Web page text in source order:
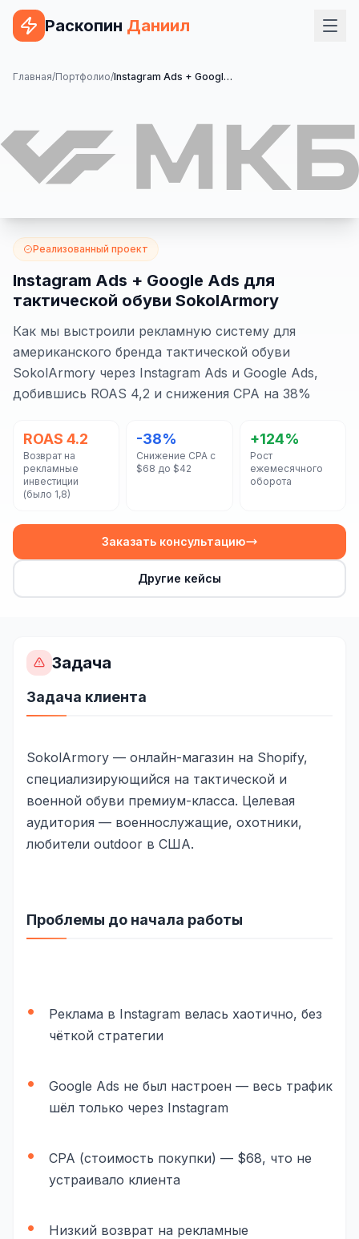
Раскопин Даниил
Услуги
Сайт на 1С-Битрикс
Сайт на WordPress
Сайт на OpenCart
Сайт на ModX
Сайт на Joomla
Сайт на Laravel
+ ещё 19 услуг
Контекстная реклама
Яндекс.Директ
Wildberries реклама
Реклама в Telegram
Реклама в Facebook
Реклама в Instagram
Настройка магазина
1С интеграция
Складской учёт
CRM-системы
Интеграции и API
Главная/Портфолио/ Instagram Ads + Google Ads для тактической обуви SokolArmory
Реализованный проект
Instagram Ads + Google Ads для
тактической обуви SokolArmory
Как мы выстроили рекламную систему для
американского бренда тактической обуви
SokolArmory через Instagram Ads и Google Ads,
добившись ROAS 4,2 и снижения CPA на 38%
ROAS 4.2
Возврат на
рекламные
инвестиции
(было 1,8)
-38%
Снижение CPA с
$68 до $42
+124%
Рост
ежемесячного
оборота
Заказать консультацию
Другие кейсы
Задача
Задача клиента
SokolArmory — онлайн-магазин на Shopify,
специализирующийся на тактической и
военной обуви премиум-класса. Целевая
аудитория — военнослужащие, охотники,
любители outdoor в США.
Проблемы до начала работы
Реклама в Instagram велась хаотично, без
чёткой стратегии
Google Ads не был настроен — весь трафик
шёл только через Instagram
CPA (стоимость покупки) — $68, что не
устраивало клиента
Низкий возврат на рекламные